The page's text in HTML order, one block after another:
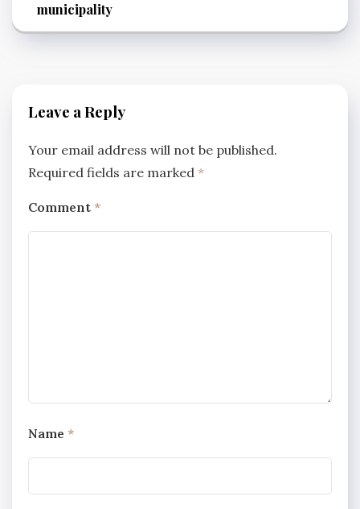
municipality
Leave a Reply
Your email address will not be published.
Required fields are marked *
Comment *
Name *